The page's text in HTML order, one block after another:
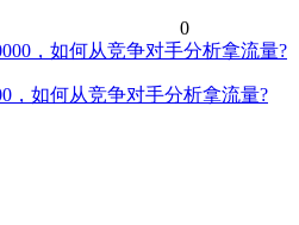
0
，如何从竞争对手分析拿流量?